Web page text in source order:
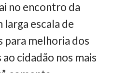
no encontro da
escala de
para melhoria dos
cidadão nos mais